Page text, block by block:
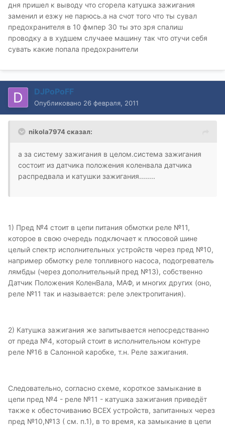
дня пришел к выводу что сгорела катушка зажигания
заменил и езжу не парюсь.а на счот того что ты сувал
предохранителя в 10 фмпер 30 ты это зря спалиш
проводку а в худшем случаее машину так что отучи себя
сувать какие попала предохранители
DJPoPoFF
Опубликовано 26 февраля, 2011
nikola7974 сказал:
а за систему зажигания в целом.система зажигания
состоит из датчика положения коленвала датчика
распредвала и катушки зажигания........
1) Пред №4 стоит в цепи питания обмотки реле №11,
которое в свою очередь подключает к плюсовой шине
целый спектр исполнительных устройств через пред №10,
например обмотку реле топливного насоса, подогреватель
лямбды (через дополнительный пред №13), собственно
Датчик Положения КоленВала, МАФ, и многих других (оно,
реле №11 так и называется: реле электропитания).
2) Катушка зажигания же запитывается непосредстванно
от преда №4, который стоит в исполнительном контуре
реле №16 в Салонной каробке, т.н. Реле зажигания.
Следовательно, согласно схеме, короткое замыкание в
цепи пред №4 - реле №11 - катушка зажигания приведёт
также к обесточиванию ВСЕХ устройств, запитанных через
пред №10,№13 ( см. п.1), в то время, ка замыкание в цепи